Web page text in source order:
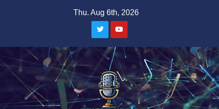
Thu. Aug 6th, 2026